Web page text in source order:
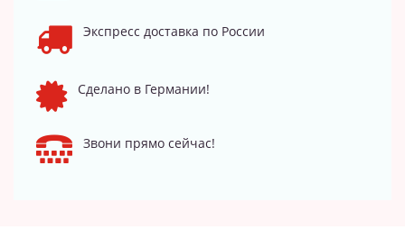
Экспресс доставка по России
Сделано в Германии!
Звони прямо сейчас!